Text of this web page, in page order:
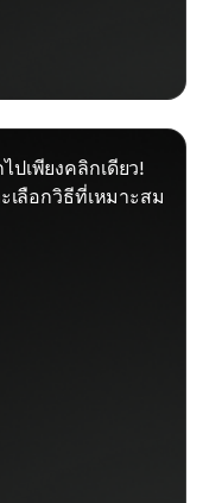
เพียงคลิกเดียว!
เลือกวิธีที่เหมาะสม